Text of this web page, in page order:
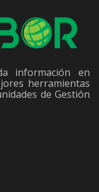
información en
herramientas
de Gestión